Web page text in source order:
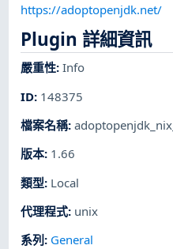
https://adoptopenjdk.net/
Plugin 詳細資訊
嚴重性:Info
ID: 148375
檔案名稱:
版本: 1.66
類型: Local
代理程式: unix
系列 : General